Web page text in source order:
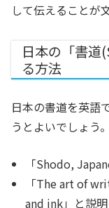
して伝えることが
日本の「書
る方法
日本の書道を英語
うとよいでしょう。
「Shodo,
「The art of
and ink」と説